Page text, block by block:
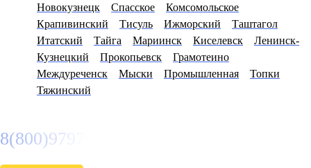
Новокузнецк Спасское
Комсомольское
Крапивинский
Тисуль Ижморский
Таштагол
Итатский
Тайга Мариинск Киселевск
Ленинск-
Кузнецкий
Прокопьевск
Грамотеино
Междуреченск
Мыски Промышленная
Топки
Тяжинский
8(800)9797043